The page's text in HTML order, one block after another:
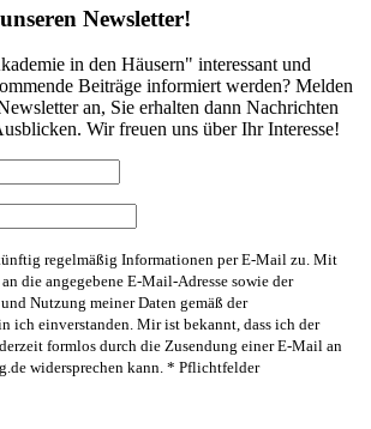
Newsletter!
in den Häusern" interessant und
Beiträge informiert werden? Melden
an, Sie erhalten dann Nachrichten
Wir freuen uns über Ihr Interesse!
regelmäßig Informationen per E-Mail zu. Mit
die angegebene E-Mail-Adresse sowie der
Nutzung meiner Daten gemäß der
ich einverstanden. Mir ist bekannt, dass ich der
formlos durch die Zusendung einer E-Mail an
widersprechen kann. * Pflichtfelder